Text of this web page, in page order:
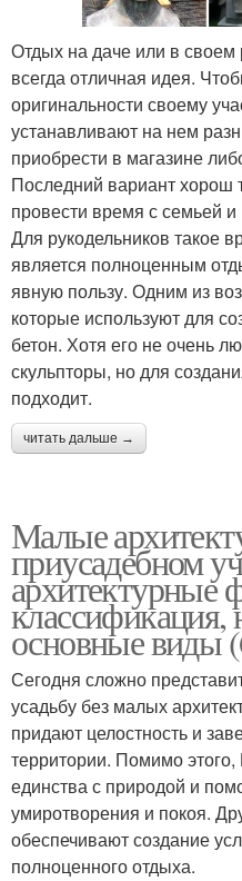
Отдых на даче или в
всегда отличная идея.
оригинальности своему
устанавливают на нем
приобрести в магазине
Последний вариант хорош
провести время с семьей
Для рукодельников такое
является полноценным
явную пользу. Одним из
которые используют для
бетон. Хотя его не очень
скульпторы, но для
подходит.
читать дальше →
Малые
приусадебном
классификация,
основные виды
Сегодня сложно
усадьбу без малых
придают целостность и
территории. Помимо
единства с природой и
умиротворения и покоя.
обеспечивают создание
полноценного отдыха.